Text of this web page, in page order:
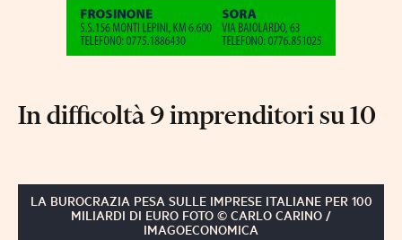
In difficoltà 9 imprenditori su 10
LA BUROCRAZIA PESA SULLE IMPRESE ITALIANE PER 100
MILIARDI DI EURO FOTO © CARLO CARINO /
IMAGOECONOMICA